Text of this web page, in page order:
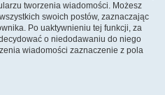
tworzenia wiadomości. Możesz
swoich postów, zaznaczając
Po uaktywnieniu tej funkcji, za
o niedodawaniu do niego
wiadomości zaznaczenie z pola